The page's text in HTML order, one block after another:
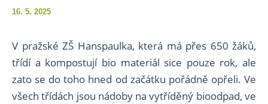
16. 5. 2025
V pražské ZŠ Hanspaulka, která má přes 650 žáků,
třídí a kompostují bio materiál sice pouze rok, ale
zato se do toho hned od začátku pořádně opřeli. Ve
všech třídách jsou nádoby na vytříděný bioodpad, ve